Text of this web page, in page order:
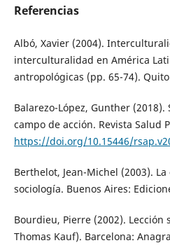
Referencias
Albó, Xavier (2004).
interculturalidad en América
antropológicas (pp. 65-74).
Balarezo-López, Gunther
campo de acción. Revista Salud
https://doi.org/10.15446/
Berthelot, Jean-Michel (2003).
sociología. Buenos Aires:
Bourdieu, Pierre (2002). Lección
Thomas Kauf). Barcelona: